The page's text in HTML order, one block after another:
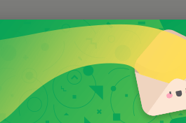
Skořice drť 2-4 mm Prémiová kvalita